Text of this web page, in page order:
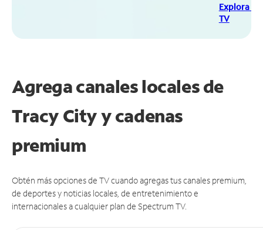
Explora
TV
Agrega canales locales de
Tracy City y cadenas
premium
Obtén más opciones de TV cuando agregas tus canales premium,
de deportes y noticias locales, de entretenimiento e
internacionales a cualquier plan de Spectrum TV.